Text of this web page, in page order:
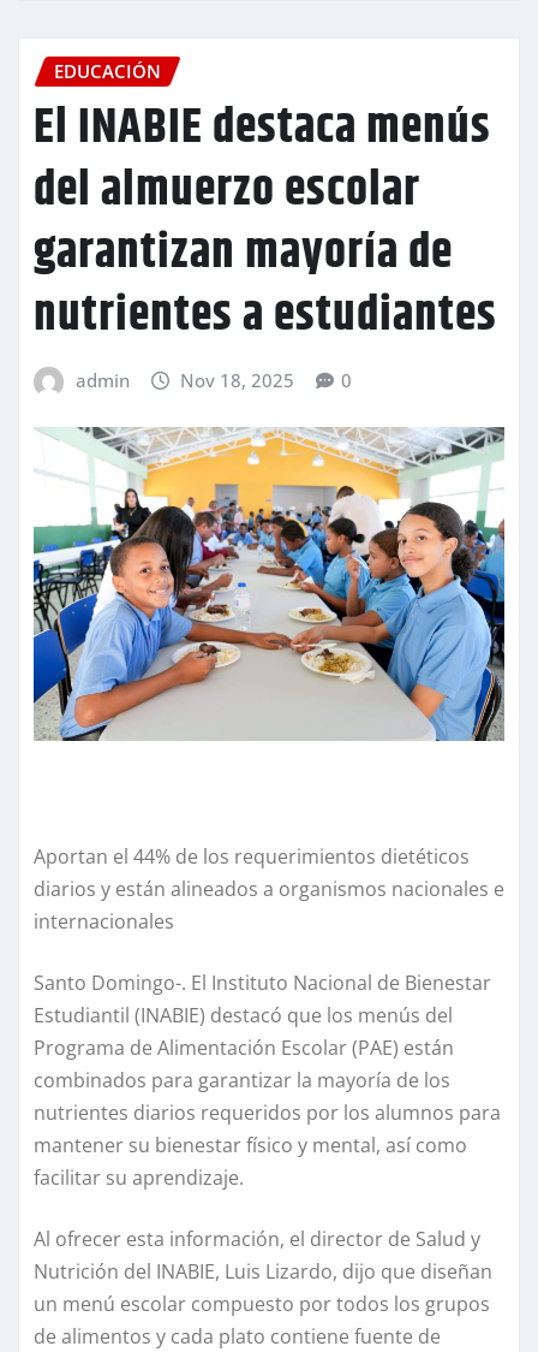
EDUCACIÓN
El INABIE destaca menús
del almuerzo escolar
garantizan mayoría de
nutrientes a estudiantes
admin Nov 18, 2025 0
Aportan el 44% de los requerimientos dietéticos
diarios y están alineados a organismos nacionales e
internacionales
Santo Domingo-. El Instituto Nacional de Bienestar
Estudiantil (INABIE) destacó que los menús del
Programa de Alimentación Escolar (PAE) están
combinados para garantizar la mayoría de los
nutrientes diarios requeridos por los alumnos para
mantener su bienestar físico y mental, así como
facilitar su aprendizaje.
Al ofrecer esta información, el director de Salud y
Nutrición del INABIE, Luis Lizardo, dijo que diseñan
un menú escolar compuesto por todos los grupos
de alimentos y cada plato contiene fuente de